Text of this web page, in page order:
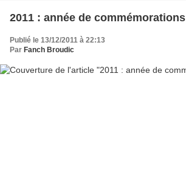
2011 : année de commémorations
Publié le 13/12/2011 à 22:13
Par Fanch Broudic